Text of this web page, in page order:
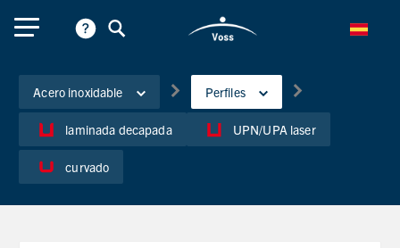
Acero inoxidable Perfiles
laminada decapada UPN/UPA laser
curvado